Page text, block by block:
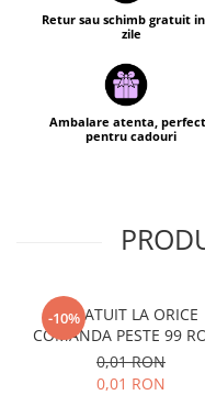
Retur sau schimb gratuit in
zile
Ambalare atenta,
pentru cadouri
-10%GRATUIT LA ORICE
COMANDA PESTE 99
Cutie personalizata
Black and Yang
0,01 RON
0,01 RON